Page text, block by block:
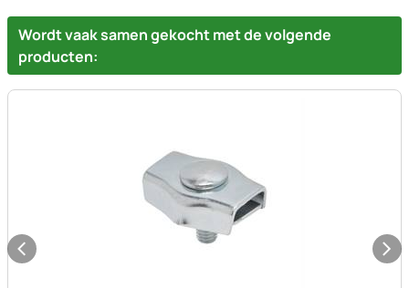
Wordt vaak samen gekocht met de volgende
producten: